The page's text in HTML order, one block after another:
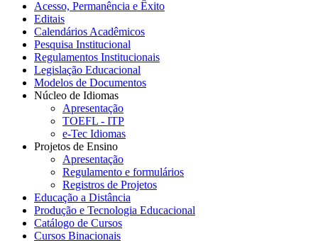
Acesso, Permanência e Êxito
Editais
Calendários Acadêmicos
Pesquisa Institucional
Regulamentos Institucionais
Legislação Educacional
Modelos de Documentos
Núcleo de Idiomas
Apresentação
TOEFL - ITP
e-Tec Idiomas
Projetos de Ensino
Apresentação
Regulamento e formulários
Registros de Projetos
Educação a Distância
Produção e Tecnologia Educacional
Catálogo de Cursos
Cursos Binacionais